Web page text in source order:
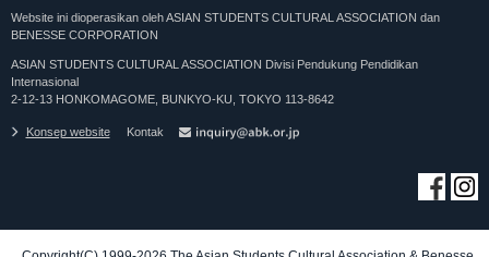
Website ini dioperasikan oleh ASIAN STUDENTS CULTURAL ASSOCIATION dan
BENESSE CORPORATION
ASIAN STUDENTS CULTURAL ASSOCIATION Divisi Pendukung Pendidikan
Internasional
2-12-13 HONKOMAGOME, BUNKYO-KU, TOKYO 113-8642
Konsep website Kontak